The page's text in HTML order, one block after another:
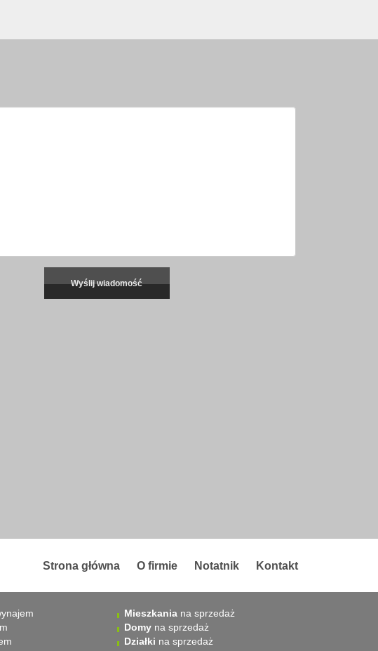
Strona główna O firmie Notatnik Kontakt
Mieszkania na sprzedaż
Domy na sprzedaż
Działki na sprzedaż